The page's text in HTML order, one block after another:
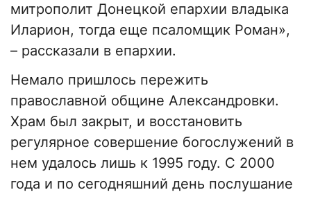
митрополит Донецкой епархии владыка
Иларион, тогда еще псаломщик Роман»,
– рассказали в епархии.
Немало пришлось пережить
православной общине Александровки.
Храм был закрыт, и восстановить
регулярное совершение богослужений в
нем удалось лишь к 1995 году. С 2000
года и по сегодняшний день послушание